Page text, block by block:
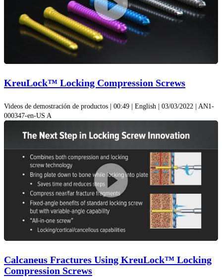
video
KreuLock™ Locking Compression Screws
Videos de demostración de productos | 00:49 | English | 03/03/2022 | AN1-
000347-en-US A
video
Calcaneus Fractures Using KreuLock™ Locking
Compression Screws